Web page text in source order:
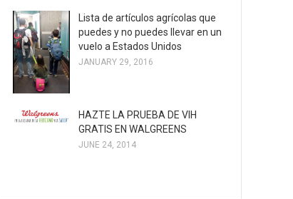
Lista de artículos agrícolas que
puedes y no puedes llevar en un
vuelo a Estados Unidos
JANUARY 29, 2016
HAZTE LA PRUEBA DE VIH
GRATIS EN WALGREENS
JUNE 24, 2014